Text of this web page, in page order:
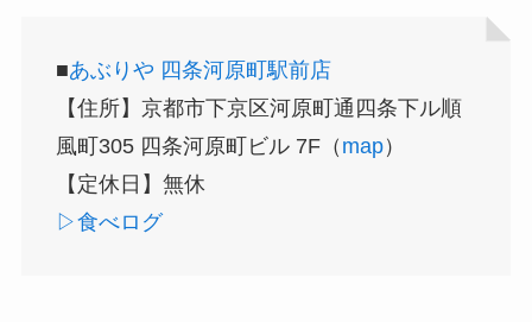
■あぶりや 四条河原町駅前店
【住所】京都市下京区河原町通四条下ル順
風町305 四条河原町ビル 7F（ map）
【定休日】無休
▷食べログ